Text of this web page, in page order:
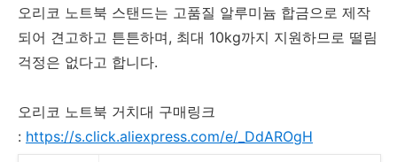
오리코 노트북 스탠드는 고품질 알루미늄 합금으로 제작
되어 견고하고 튼튼하며, 최대 10kg까지 지원하므로 떨림
걱정은 없다고 합니다.
오리코 노트북 거치대 구매링크
: https://s.click.aliexpress.com/e/_DdAROgH